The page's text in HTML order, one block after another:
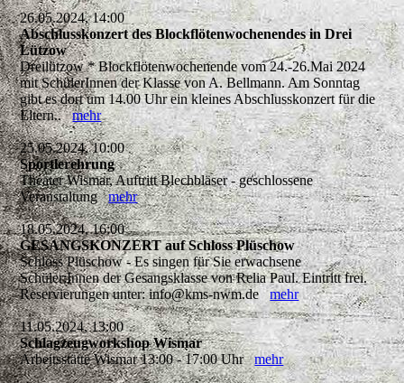
26.05.2024, 14:00
Abschlusskonzert des Blockflötenwochenendes in Drei
Lützow
Dreilützow * Blockflötenwochenende vom 24.-26.Mai 2024
mit SchülerInnen der Klasse von A. Bellmann. Am Sonntag
gibt es dort um 14.00 Uhr ein kleines Abschlusskonzert für die
Eltern..mehr
25.05.2024, 10:00
Sportlerehrung
Theater Wismar, Auftritt Blechbläser - geschlossene
Veranstaltungmehr
18.05.2024, 16:00
GESANGSKONZERT auf Schloss Plüschow
Schloss Plüschow - Es singen für Sie erwachsene
Schüler:Innen der Gesangsklasse von Relia Paul. Eintritt frei.
Reservierungen unter: info@kms-nwm.demehr
11.05.2024, 13:00
Schlagzeugworkshop Wismar
Arbeitsstätte Wismar 13:00 - 17:00 Uhrmehr